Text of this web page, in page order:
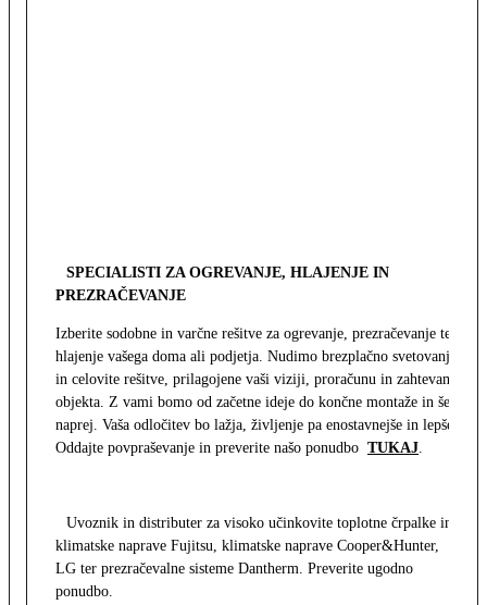
SPECIALISTI ZA OGREVANJE, HLAJENJE IN
PREZRAČEVANJE
Izberite sodobne in varčne rešitve za ogrevanje, prezračevanje ter
hlajenje vašega doma ali podjetja. Nudimo brezplačno svetovanje
in celovite rešitve, prilagojene vaši viziji, proračunu in zahtevam
objekta. Z vami bomo od začetne ideje do končne montaže in še
naprej. Vaša odločitev bo lažja, življenje pa enostavnejše in lepše.
Oddajte povpraševanje in preverite našo ponudbo TUKAJ
Uvoznik in distributer za visoko učinkovite toplotne črpalke in
klimatske naprave Fujitsu, klimatske naprave Cooper&Hunter,
LG ter prezračevalne sisteme Dantherm. Preverite ugodno
ponudbo.